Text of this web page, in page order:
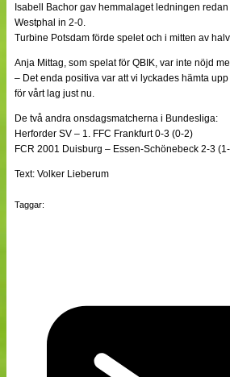
Nyheter
Bloggar
Lagen
Webb-TV
Cuper
Medlemmar
Medlemsbilder
Till klubbkassan
Om oss
NÄTverket
Split vision
Isabell Bachor gav hemmalaget ledningen
Westphal in 2-0.
Turbine Potsdam förde spelet och i mitten av
Anja Mittag, som spelat för QBIK, var inte nöjd
– Det enda positiva var att vi lyckades hämta
för vårt lag just nu.
De två andra onsdagsmatcherna i Bundesliga:
Herforder SV – 1. FFC Frankfurt 0-3 (0-2)
FCR 2001 Duisburg – Essen-Schönebeck 2-3
Text: Volker Lieberum
Taggar: